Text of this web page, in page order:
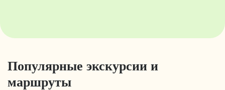
Популярные экскурсии и
маршруты